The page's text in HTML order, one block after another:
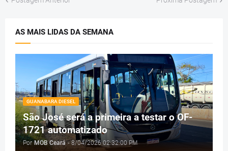
AS MAIS LIDAS DA SEMANA
GUANABARA DIESEL
São José será a primeira a testar o OF-
1721 automatizado
Por MOB Ceará - 8/04/2026 02:32:00 PM